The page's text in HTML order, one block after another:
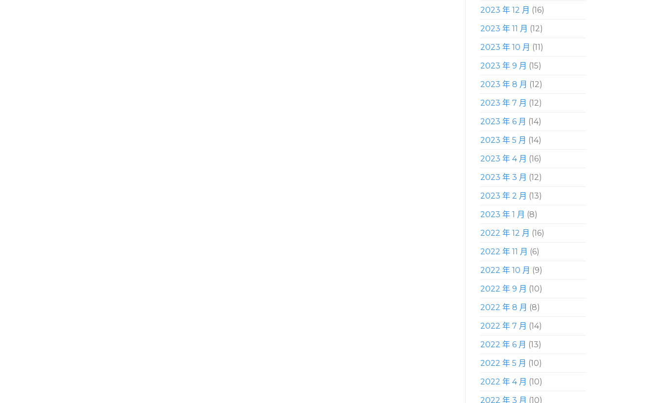
2023 年 12 月 (16)
2023 年 11 月 (12)
2023 年 10 月 (11)
2023 年 9 月 (15)
2023 年 8 月 (12)
2023 年 7 月 (12)
2023 年 6 月 (14)
2023 年 5 月 (14)
2023 年 4 月 (16)
2023 年 3 月 (12)
2023 年 2 月 (13)
2023 年 1 月 (8)
2022 年 12 月 (16)
2022 年 11 月 (6)
2022 年 10 月 (9)
2022 年 9 月 (10)
2022 年 8 月 (8)
2022 年 7 月 (14)
2022 年 6 月 (13)
2022 年 5 月 (10)
2022 年 4 月 (10)
2022 年 3 月 (10)